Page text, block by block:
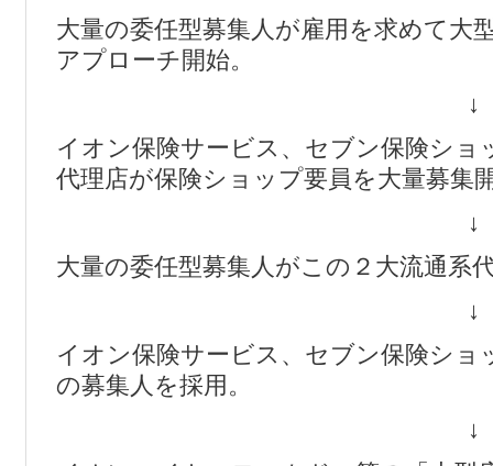
大量の委任型募集人が雇用を求めて大
アプローチ開始。
↓
イオン保険サービス、セブン保険ショ
代理店が保険ショップ要員を大量募集
↓
大量の委任型募集人がこの２大流通系
↓
イオン保険サービス、セブン保険ショ
の募集人を採用。
↓